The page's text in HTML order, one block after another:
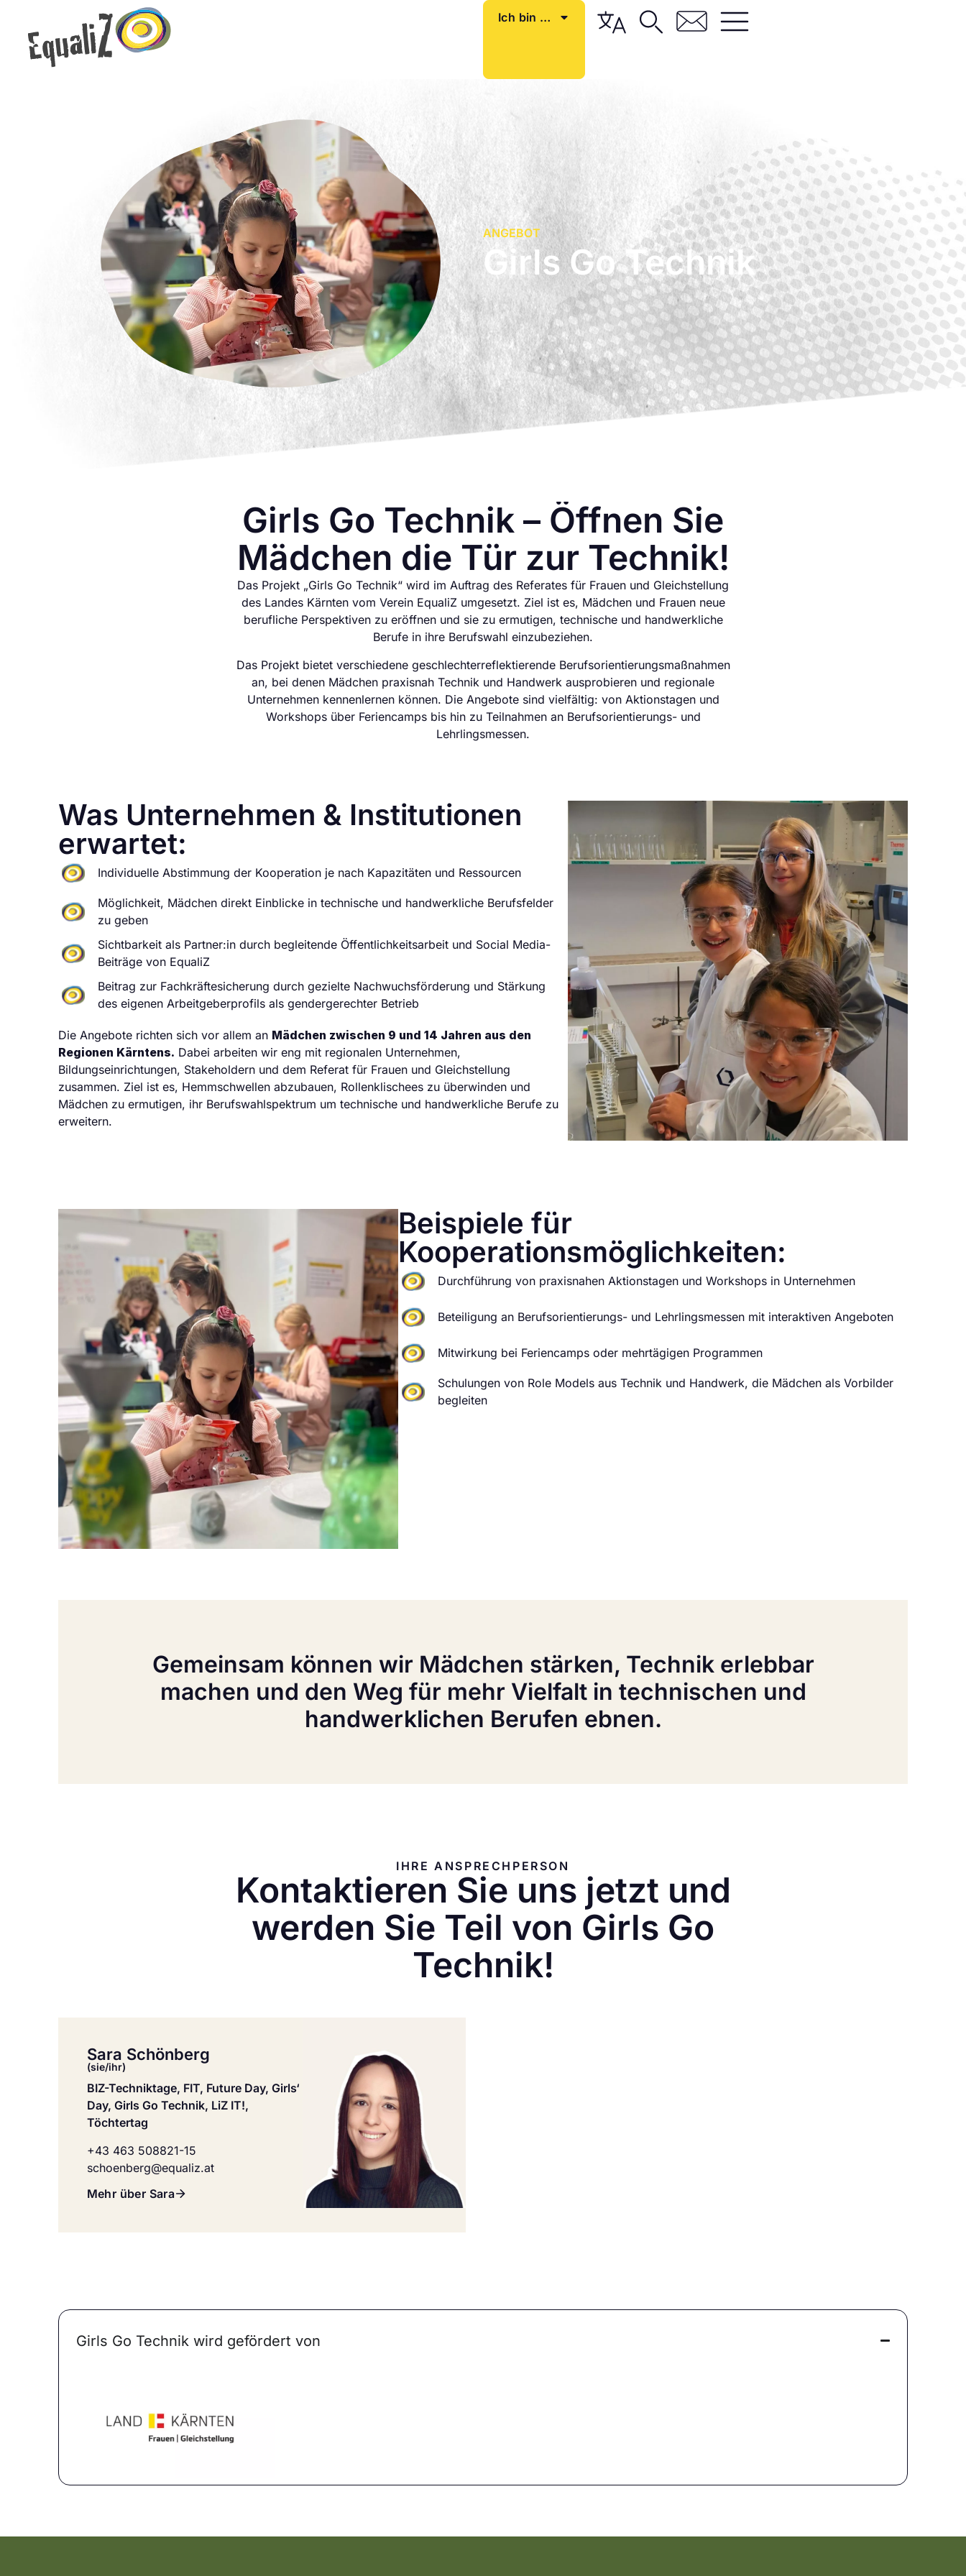
Ich bin …
ANGEBOT
Girls Go Technik
Girls Go Technik – Öffnen Sie
Mädchen die Tür zur Technik!
Das Projekt „Girls Go Technik“ wird im Auftrag des Referates für Frauen und Gleichstellung
des Landes Kärnten vom Verein EqualiZ umgesetzt. Ziel ist es, Mädchen und Frauen neue
berufliche Perspektiven zu eröffnen und sie zu ermutigen, technische und handwerkliche
Berufe in ihre Berufswahl einzubeziehen.
Das Projekt bietet verschiedene geschlechterreflektierende Berufsorientierungsmaßnahmen
an, bei denen Mädchen praxisnah Technik und Handwerk ausprobieren und regionale
Unternehmen kennenlernen können. Die Angebote sind vielfältig: von Aktionstagen und
Workshops über Feriencamps bis hin zu Teilnahmen an Berufsorientierungs- und
Lehrlingsmessen.
Was Unternehmen & Institutionen
erwartet:
Individuelle Abstimmung der Kooperation je nach Kapazitäten und Ressourcen
Möglichkeit, Mädchen direkt Einblicke in technische und handwerkliche Berufsfelder
zu geben
Sichtbarkeit als Partner:in durch begleitende Öffentlichkeitsarbeit und Social Media-
Beiträge von EqualiZ
Beitrag zur Fachkräftesicherung durch gezielte Nachwuchsförderung und Stärkung
des eigenen Arbeitgeberprofils als gendergerechter Betrieb
Die Angebote richten sich vor allem an Mädchen zwischen 9 und 14 Jahren aus den
Regionen Kärntens. Dabei arbeiten wir eng mit regionalen Unternehmen,
Bildungseinrichtungen, Stakeholdern und dem Referat für Frauen und Gleichstellung
zusammen. Ziel ist es, Hemmschwellen abzubauen, Rollenklischees zu überwinden und
Mädchen zu ermutigen, ihr Berufswahlspektrum um technische und handwerkliche Berufe zu
erweitern.
Beispiele für
Kooperationsmöglichkeiten:
Durchführung von praxisnahen Aktionstagen und Workshops in Unternehmen
Beteiligung an Berufsorientierungs- und Lehrlingsmessen mit interaktiven Angeboten
Mitwirkung bei Feriencamps oder mehrtägigen Programmen
Schulungen von Role Models aus Technik und Handwerk, die Mädchen als Vorbilder
begleiten
Gemeinsam können wir Mädchen stärken, Technik erlebbar
machen und den Weg für mehr Vielfalt in technischen und
handwerklichen Berufen ebnen.
IHRE ANSPRECHPERSON
Kontaktieren Sie uns jetzt und
werden Sie Teil von Girls Go
Technik!
Sara Schönberg
(sie/ihr)
BIZ-Techniktage, FIT, Future Day, Girls‘
Day, Girls Go Technik, LiZ IT!,
Töchtertag
+43 463 508821-15
schoenberg@equaliz.at
Mehr über Sara
Girls Go Technik wird gefördert von